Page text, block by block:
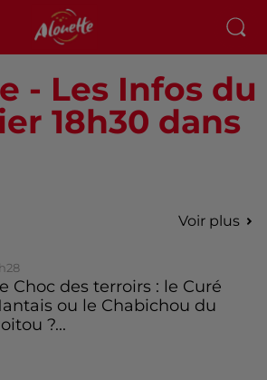
- Les Infos du
18h30 dans
Voir plus
Choc des terroirs : le Curé
ou le Chabichou du
?...